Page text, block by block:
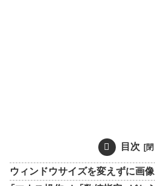
目次
ウィンドウサイズを変えずに画